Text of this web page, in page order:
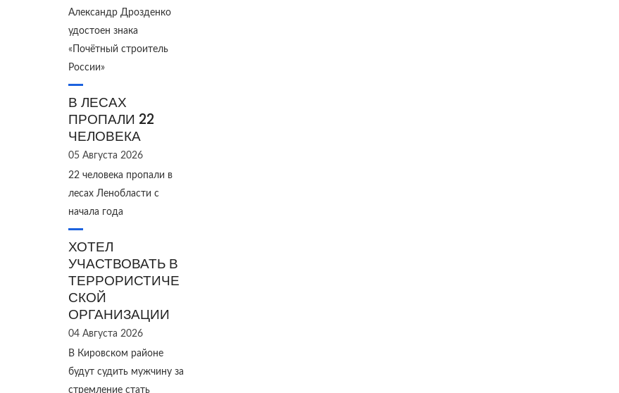
Александр Дрозденко
удостоен знака
«Почётный строитель
России»
В ЛЕСАХ
ПРОПАЛИ 22
ЧЕЛОВЕКА
05 Августа 2026
22 человека пропали в
лесах Ленобласти с
начала года
ХОТЕЛ
УЧАСТВОВАТЬ В
ТЕРРОРИСТИЧЕ
СКОЙ
ОРГАНИЗАЦИИ
04 Августа 2026
В Кировском районе
будут судить мужчину за
стремление стать